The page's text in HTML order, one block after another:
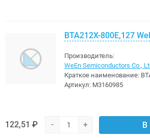
BTA212X-800E,127
Производитель:
WeEn Semiconductors Co.,
Краткое наименование:
Артикул: M3160985
122,51 ₽ - + В